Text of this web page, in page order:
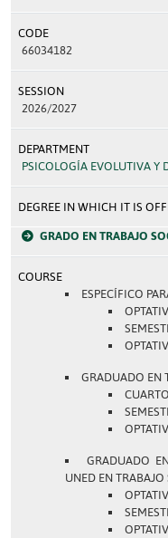
CODE
66034182
SESSION
2026/2027
DEPARTMENT
PSICOLOGÍA EVOLUTIVA Y
DEGREE IN WHICH IT IS
GRADO EN TRABAJO
COURSE
ESPECÍFICO
GRADUADO EN
GRADUADO
UNED EN TRABAJO